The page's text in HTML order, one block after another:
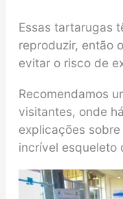
Essas tartarugas
reproduzir, então
evitar o risco de
Recomendamos
visitantes, onde
explicações
incrível esqueleto